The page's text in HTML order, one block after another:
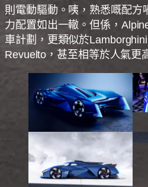
則電動驅動。咦，熟悉嘅配方
力配置如出一轍。但係，
車計劃，更類似於
Revuelto，甚至相等於人氣更